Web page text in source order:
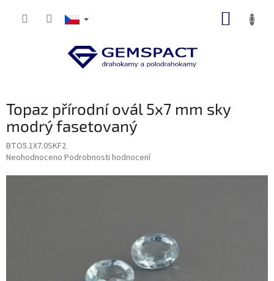
Topaz přírodní ovál 5x7 mm sky
modrý fasetovaný
BTO5.1X7.0SKF2
Průměrné
Neohodnoceno Podrobnosti hodnocení